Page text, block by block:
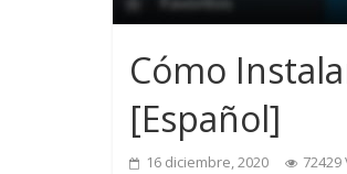
Cómo
[Español]
16 diciembre, 2020 72429